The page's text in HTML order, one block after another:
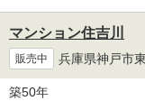
マンション住吉川
販売中 兵庫県神戸市
築50年